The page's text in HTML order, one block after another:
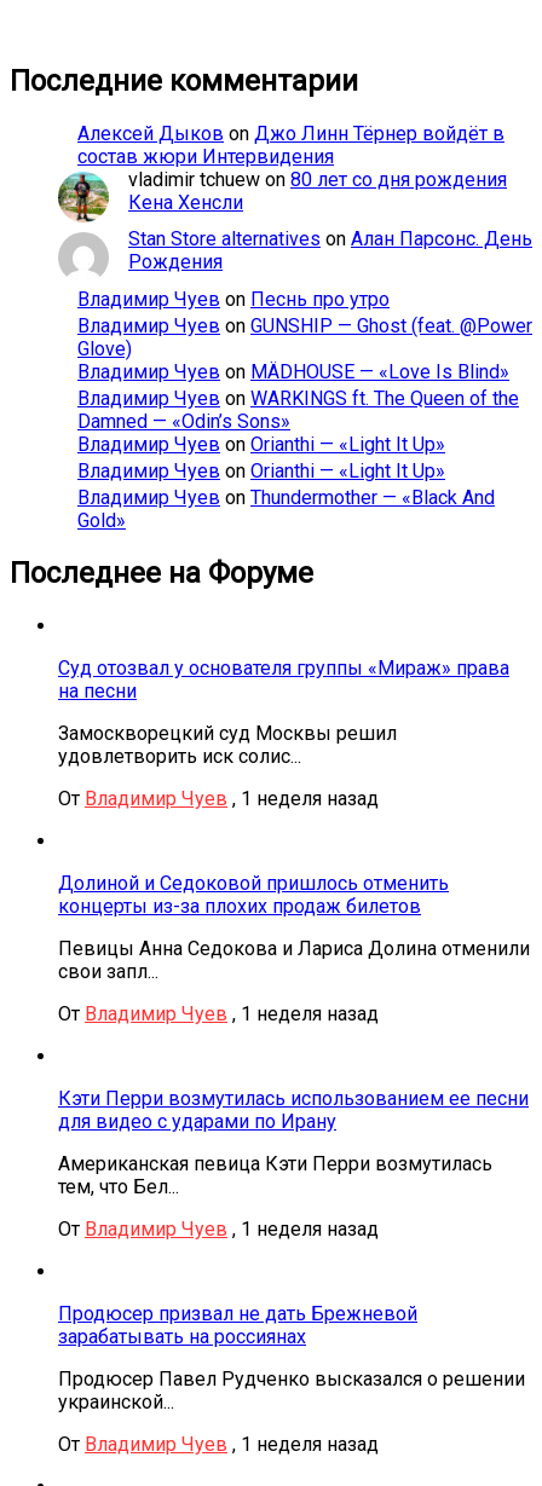
Последние комментарии
Алексей Дыков on Джо Линн Тёрнер войдёт в
состав жюри Интервидения
vladimir tchuew on 80 лет со дня рождения
Кена Хенсли
Stan Store alternatives on Алан Парсонс. День
Рождения
Владимир Чуев on Песнь про утро
Владимир Чуев on GUNSHIP — Ghost (feat. @Power
Glove)
Владимир Чуев on MÄDHOUSE — «Love Is Blind»
Владимир Чуев on WARKINGS ft. The Queen of the
Damned — «Odin’s Sons»
Владимир Чуев on Orianthi — «Light It Up»
Владимир Чуев on Orianthi — «Light It Up»
Владимир Чуев on Thundermother — «Black And
Gold»
Последнее на Форуме
Суд отозвал у основателя группы «Мираж» права
на песни
Замоскворецкий суд Москвы решил
удовлетворить иск солис...
От Владимир Чуев , 1 неделя назад
Долиной и Седоковой пришлось отменить
концерты из-за плохих продаж билетов
Певицы Анна Седокова и Лариса Долина отменили
свои запл...
От Владимир Чуев , 1 неделя назад
Кэти Перри возмутилась использованием ее песни
для видео с ударами по Ирану
Американская певица Кэти Перри возмутилась
тем, что Бел...
От Владимир Чуев , 1 неделя назад
Продюсер призвал не дать Брежневой
зарабатывать на россиянах
Продюсер Павел Рудченко высказался о решении
украинской...
От Владимир Чуев , 1 неделя назад